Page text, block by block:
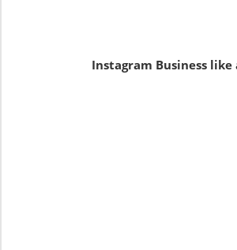
Instagram Business like